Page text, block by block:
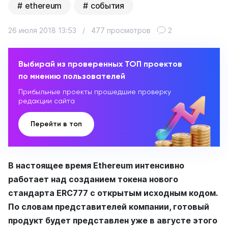
ethereum события
26 июля 2018 13:53 / 477 просмотров 2
Выбирай из проверенных ТОП проектов
по мнению пользователей
Прибыльные проекты прошедшие проверку
редакции сайта
Перейти в топ
В настоящее время Ethereum интенсивно
работает над созданием токена нового
стандарта ERC777 с открытым исходным кодом.
По словам представителей компании, готовый
продукт будет представлен уже в августе этого